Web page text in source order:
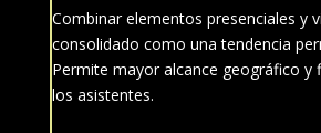
Combinar elementos presenciales y
consolidado como una tendencia
Permite mayor alcance geográfico y
los asistentes.